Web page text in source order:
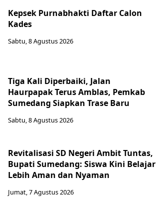
Kepsek Purnabhakti Daftar Calon
Kades
Sabtu, 8 Agustus 2026
Tiga Kali Diperbaiki, Jalan
Haurpapak Terus Amblas, Pemkab
Sumedang Siapkan Trase Baru
Sabtu, 8 Agustus 2026
Revitalisasi SD Negeri Ambit Tuntas,
Bupati Sumedang: Siswa Kini Belajar
Lebih Aman dan Nyaman
Jumat, 7 Agustus 2026